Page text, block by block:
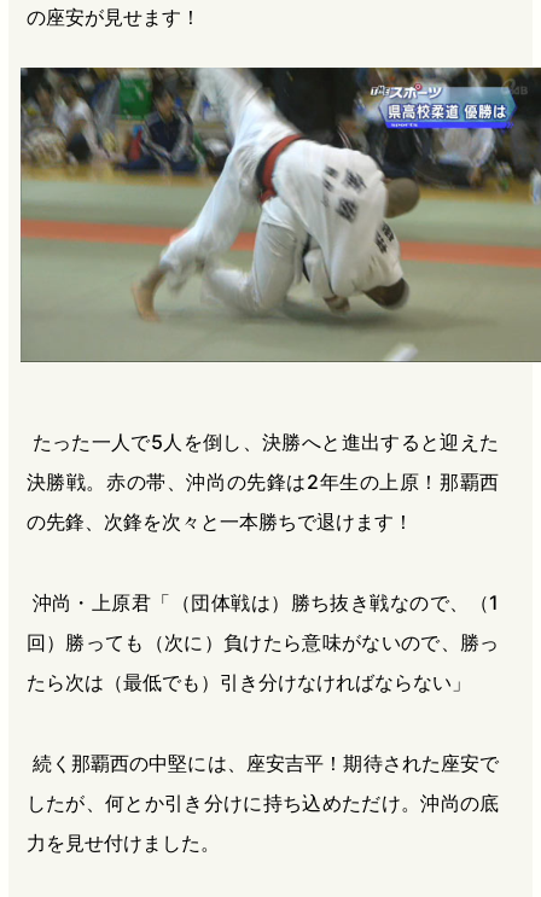
の座安が見せます！
たった一人で5人を倒し、決勝へと進出すると迎えた
決勝戦。赤の帯、沖尚の先鋒は2年生の上原！那覇西
の先鋒、次鋒を次々と一本勝ちで退けます！
沖尚・上原君「（団体戦は）勝ち抜き戦なので、（1
回）勝っても（次に）負けたら意味がないので、勝っ
たら次は（最低でも）引き分けなければならない」
続く那覇西の中堅には、座安吉平！期待された座安で
したが、何とか引き分けに持ち込めただけ。沖尚の底
力を見せ付けました。